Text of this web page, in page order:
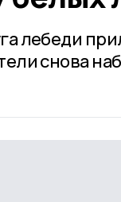
лебеди
снова